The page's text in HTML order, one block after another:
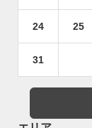
24 25
31